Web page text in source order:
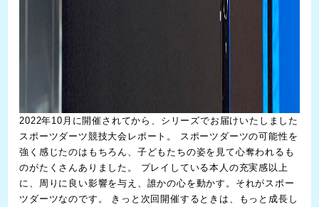
2022年10月に開催されてから、シリーズでお届けいたしました
スポーツダーツ競技大会レポート。 スポーツダーツの可能性を
強く感じたのはもちろん、子どもたちの姿を見て心奪われるも
のがたくさんありました。 プレイしている本人の充実感以上
に、周りに良い影響を与え、誰かの心を動かす。それがスポー
ツダーツなのです。 きっと次回開催するときは、もっと成長し